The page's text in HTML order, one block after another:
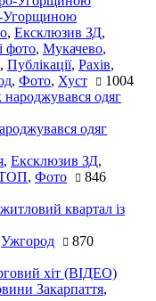
Угорщиною
, Ексклюзив ЗД,
фото, Мукачево,
, Публікації, Рахів,
, Фото, Хуст 1004
одяг
, Ексклюзив ЗД,
, Фото 846
квартал із
Ужгород 870
хіт (ВІДЕО)
Закарпаття,